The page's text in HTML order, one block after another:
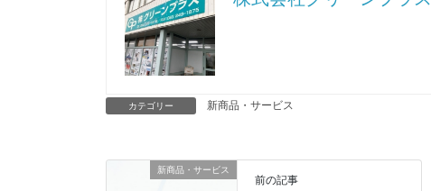
カテゴリー 新商品・サービス
新商品・サービス
前の記事